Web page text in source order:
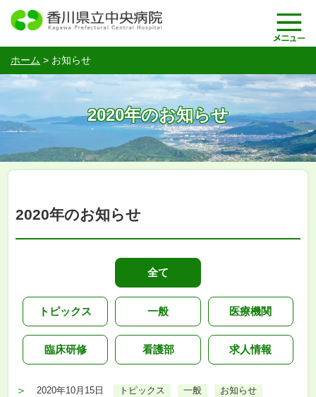
ホーム > お知らせ
2020年のお知らせ
2020年のお知らせ
全て
トピックス 一般 医療機関
臨床研修 看護部 求人情報
2020年10月15日 トピックス 一般 お知らせ